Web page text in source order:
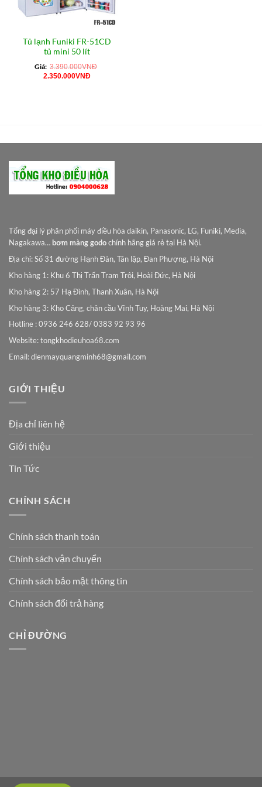
Tủ lạnh Funiki FR-51CD
tủ mini 50 lít
Giá: 3.390.000VNĐ
Giá
2.350.000VNĐGiá
Tổng đại lý phân phối máy điều hòa daikin, Panasonic, LG, Funiki, Media,
Nagakawa… bơm màng godochính hãng giá rẻ tại Hà Nội.
Địa chỉ: Số 31 đường Hạnh Đàn, Tân lập, Đan Phượng, Hà Nội
Kho hàng 1: Khu 6 Thị Trấn Trạm Trôi, Hoài Đức, Hà Nội
Kho hàng 2: 57 Hạ Đình, Thanh Xuân, Hà Nội
Kho hàng 3: Kho Cảng, chân cầu Vĩnh Tuy, Hoàng Mai, Hà Nội
Hotline : 0936 246 628/ 0383 92 93 96
Website: tongkhodieuhoa68.com
Email:dienmayquangminh68@gmail.com
GIỚI THIỆU
Địa chỉ liên hệ
Giới thiệu
Tin Tức
CHÍNH SÁCH
Chính sách thanh toán
Chính sách vận chuyển
Chính sách bảo mật thông tin
Chính sách đổi trả hàng
CHỈ ĐƯỜNG